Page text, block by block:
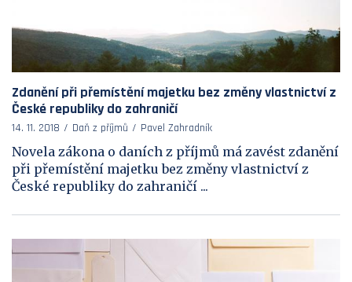
Zdanění při přemístění majetku bez změny vlastnictví z
České republiky do zahraničí
14. 11. 2018 Daň z příjmů Pavel Zahradník
Novela zákona o daních z příjmů má zavést zdanění
při přemístění majetku bez změny vlastnictví z
České republiky do zahraničí ...